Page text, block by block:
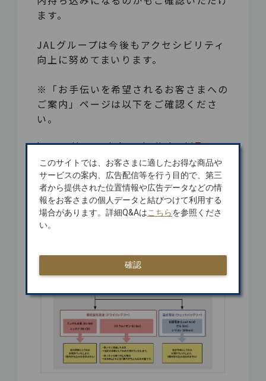
ます。
JALグループは今後もアクセシビリティ
向上に努めてまいります。
※「お手伝いを希望されるお客さまへの
ご案内」ページは以下をご確認くださ
い。
https://www.jal.co.jp/jalpri/
このサイトでは、お客さまに適したお得な商品や
サービスの案内、広告配信等を行う目的で、第三
者から提供された位置情報や広告データなどの情
報をお客さまの個人データと結びつけて利用する
場合があります。詳細Q&Aはこちらを参照くださ
い。
確認